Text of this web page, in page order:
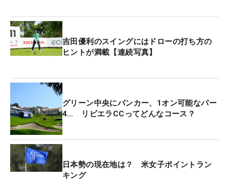
目は風が強くてバーディが取れなかっただけで、ネ
ガティブな印象もないし、いい状態で入ってくるこ
とができたかなと思います」。あすも自信を胸に戦
女子ツアー初開催のリビエラは、芝や細かな傾斜な
どやはり難しい部分も多く感じる。「パー5も長い
し、ラフに行くとなかなか届かなかったりもす
る」。それでもパットのスコア貢献度を示すストロ
ーク・ゲインド・パッティングは『+2.54』で全体8
位。得意の小技も冴え、156人中28人しかいない、
アンダーパーグループに入ることができた。
吉田優利のスイングにはドローの打ち方の
ヒントが満載【連続写真】
グリーン中央にバンカー、1オン可能なパー
4… リビエラCCってどんなコース？
日本勢の現在地は？ 米女子ポイントラン
キング